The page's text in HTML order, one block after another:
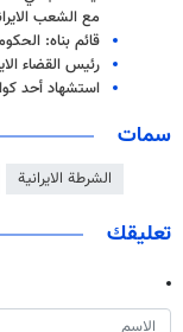
مع الشعب
قائم بناه:
رئيس القضاء
استشهاد أحد
سمات
الشرطة الايرانية
تعليقك